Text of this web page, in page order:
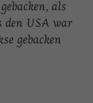
als
den USA war
gebacken